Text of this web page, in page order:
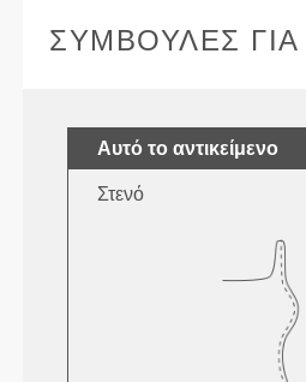
ΣΥΜΒΟΥΛΈΣ
Αυτό το αντικείμενο
Στενό